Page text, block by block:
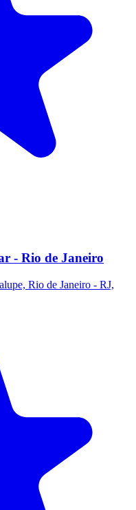
- Rio de Janeiro
Rio de Janeiro - RJ,